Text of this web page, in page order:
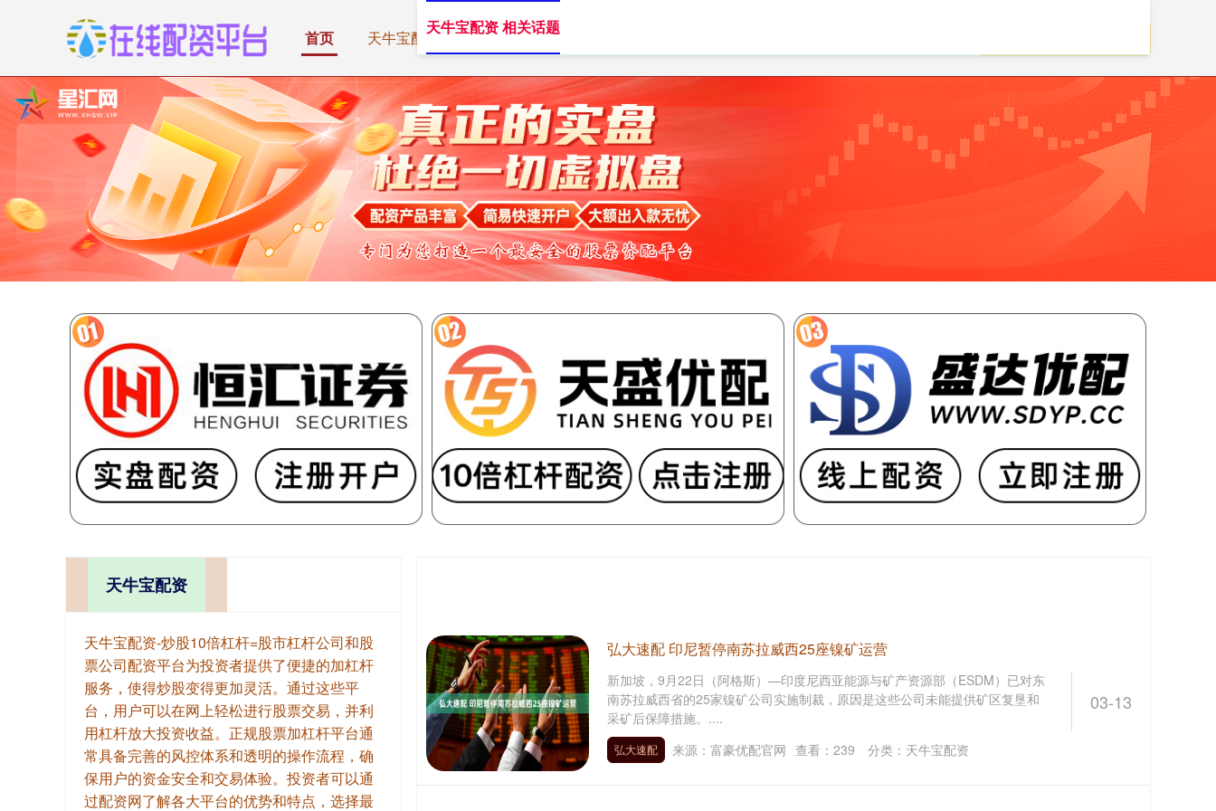
首页 天牛宝配资 炒股10倍杠杆
天牛宝配资 相关话题
03-13
弘大速配 印尼暂停南苏拉威西25座镍矿运营
新加坡，9月22日（阿格斯）—印度尼西亚能源与矿产资源部（ESDM）已对东
南苏拉威西省的25家镍矿公司实施制裁，原因是这些公司未能提供矿区复垦和
采矿后保障措施。....
弘大速配 来源：富豪优配官网 查看： 239 分类： 天牛宝配资
天牛宝配资
天牛宝配资-炒股10倍杠杆=股市杠杆公司和股
票公司配资平台为投资者提供了便捷的加杠杆
服务，使得炒股变得更加灵活。通过这些平
台，用户可以在网上轻松进行股票交易，并利
用杠杆放大投资收益。正规股票加杠杆平台通
常具备完善的风控体系和透明的操作流程，确
保用户的资金安全和交易体验。投资者可以通
过配资网了解各大平台的优势和特点，选择最